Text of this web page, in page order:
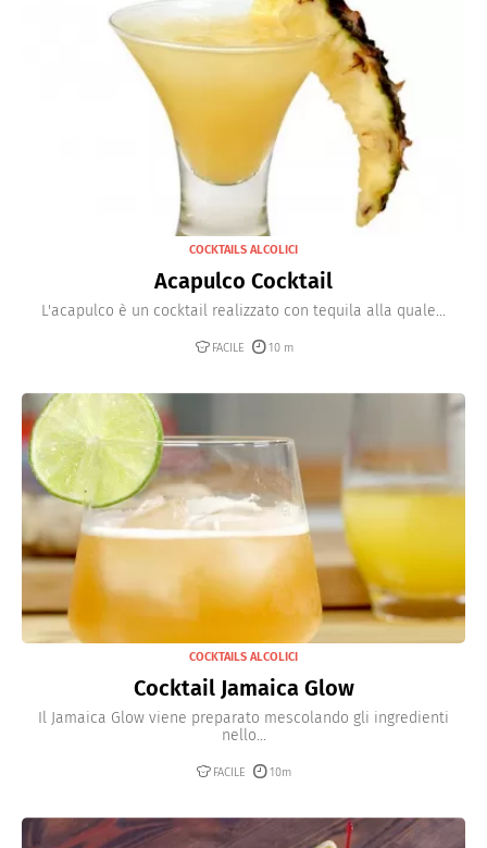
COCKTAILS ALCOLICI
Acapulco Cocktail
L'acapulco è un cocktail realizzato con tequila alla quale...
FACILE 10 m
COCKTAILS ALCOLICI
Cocktail Jamaica Glow
Il Jamaica Glow viene preparato mescolando gli ingredienti
nello...
FACILE 10m